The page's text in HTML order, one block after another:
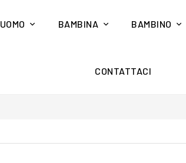
UOMO BAMBINA BAMBINO
CONTATTACI